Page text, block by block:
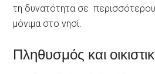
τη δυνατότητα σε
μόνιμα στο νησί.
Πληθυσμός και